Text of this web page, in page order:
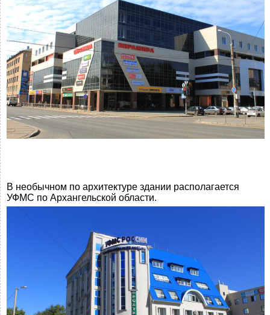
В необычном по архитектуре здании располагается
УФМС по Архангельской области.